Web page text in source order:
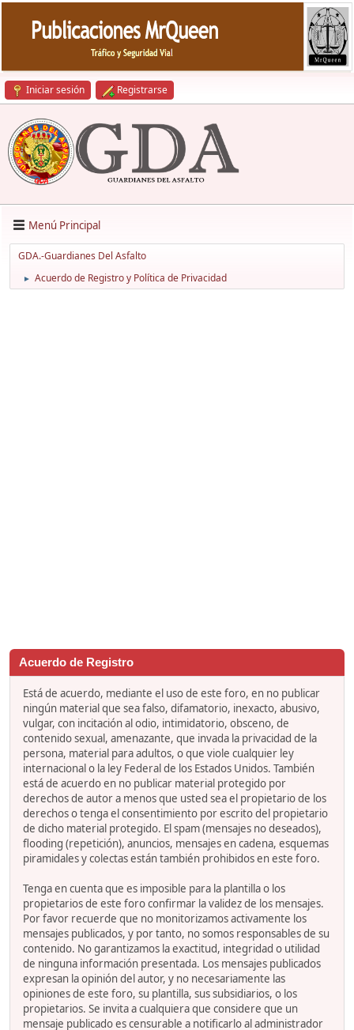
Iniciar sesión Registrarse
Menú Principal
GDA.-Guardianes Del Asfalto
► Acuerdo de Registro y Política de Privacidad
Acuerdo de Registro
Está de acuerdo, mediante el uso de este foro, en no publicar
ningún material que sea falso, difamatorio, inexacto, abusivo,
vulgar, con incitación al odio, intimidatorio, obsceno, de
contenido sexual, amenazante, que invada la privacidad de la
persona, material para adultos, o que viole cualquier ley
internacional o la ley Federal de los Estados Unidos. También
está de acuerdo en no publicar material protegido por
derechos de autor a menos que usted sea el propietario de los
derechos o tenga el consentimiento por escrito del propietario
de dicho material protegido. El spam (mensajes no deseados),
flooding (repetición), anuncios, mensajes en cadena, esquemas
piramidales y colectas están también prohibidos en este foro.
Tenga en cuenta que es imposible para la plantilla o los
propietarios de este foro confirmar la validez de los mensajes.
Por favor recuerde que no monitorizamos activamente los
mensajes publicados, y por tanto, no somos responsables de su
contenido. No garantizamos la exactitud, integridad o utilidad
de ninguna información presentada. Los mensajes publicados
expresan la opinión del autor, y no necesariamente las
opiniones de este foro, su plantilla, sus subsidiarios, o los
propietarios. Se invita a cualquiera que considere que un
mensaje publicado es censurable a notificarlo al administrador